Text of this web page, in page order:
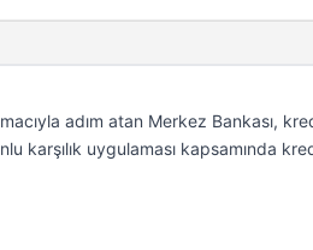
adım atan Merkez Bankası,
karşılık uygulaması kapsamında